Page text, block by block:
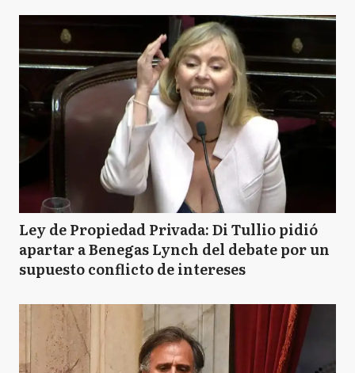
Ley de Propiedad Privada: Di Tullio pidió
apartar a Benegas Lynch del debate por un
supuesto conflicto de intereses